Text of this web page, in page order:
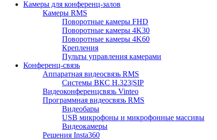
Камеры для конференц-залов
Камеры RMS
Поворотные камеры FHD
Поворотные камеры 4K30
Поворотные камеры 4K60
Крепления
Пульты управления камерами
Конференц-связь
Аппаратная видеосвязь RMS
Системы ВКС H.323|SIP
Видеоконференцсвязь Vinteo
Программная видеосвязь RMS
Видеобары
USB микрофоны и микрофонные массивы
Видеокамеры
Решения Insta360